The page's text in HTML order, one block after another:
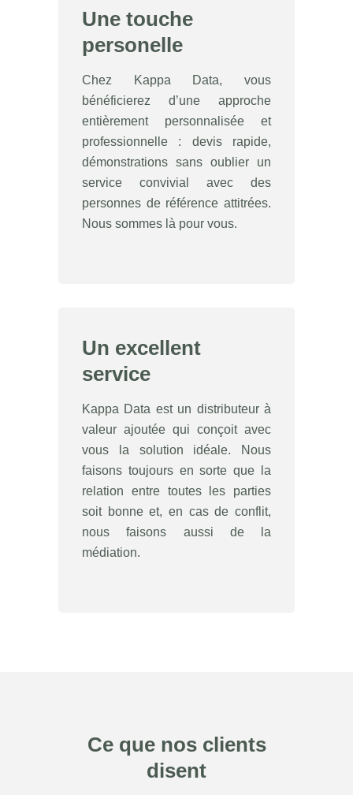
Une touche
personelle
Chez Kappa Data, vous
bénéficierez d’une approche
entièrement personnalisée et
professionnelle : devis rapide,
démonstrations sans oublier un
service convivial avec des
personnes de référence attitrées.
Nous sommes là pour vous.
Un excellent
service
Kappa Data est un distributeur à
valeur ajoutée qui conçoit avec
vous la solution idéale. Nous
faisons toujours en sorte que la
relation entre toutes les parties
soit bonne et, en cas de conflit,
nous faisons aussi de la
médiation.
Ce que nos clients
disent